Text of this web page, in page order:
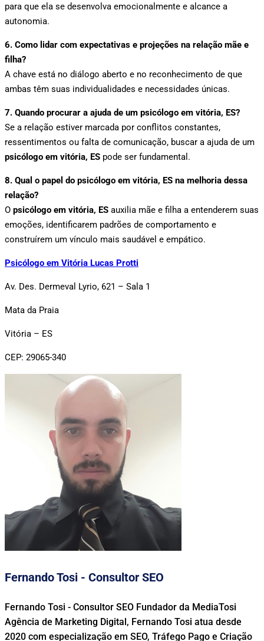
para que ela se desenvolva emocionalmente e alcance a
autonomia.
6. Como lidar com expectativas e projeções na relação mãe e
filha?
A chave está no diálogo aberto e no reconhecimento de que
ambas têm suas individualidades e necessidades únicas.
7. Quando procurar a ajuda de um psicólogo em vitória, ES?
Se a relação estiver marcada por conflitos constantes,
ressentimentos ou falta de comunicação, buscar a ajuda de um
psicólogo em vitória, ES pode ser fundamental.
8. Qual o papel do psicólogo em vitória, ES na melhoria dessa
relação?
O psicólogo em vitória, ES auxilia mãe e filha a entenderem suas
emoções, identificarem padrões de comportamento e
construírem um vínculo mais saudável e empático.
Psicólogo em Vitória Lucas Protti
Av. Des. Dermeval Lyrio, 621 – Sala 1
Mata da Praia
Vitória – ES
CEP: 29065-340
Fernando Tosi - Consultor SEO
Fernando Tosi - Consultor SEO Fundador da MediaTosi
Agência de Marketing Digital, Fernando Tosi atua desde
2020 com especialização em SEO, Tráfego Pago e Criação